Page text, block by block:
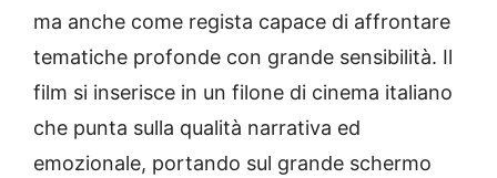
ma anche come regista capace di affrontare
tematiche profonde con grande sensibilità. Il
film si inserisce in un filone di cinema italiano
che punta sulla qualità narrativa ed
emozionale, portando sul grande schermo